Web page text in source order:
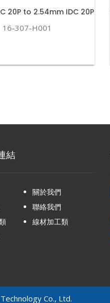
20P to 2.54mm IDC 20P
16-307-H001
結
關於我們
聯絡我們
線材加工類
Co., Ltd.